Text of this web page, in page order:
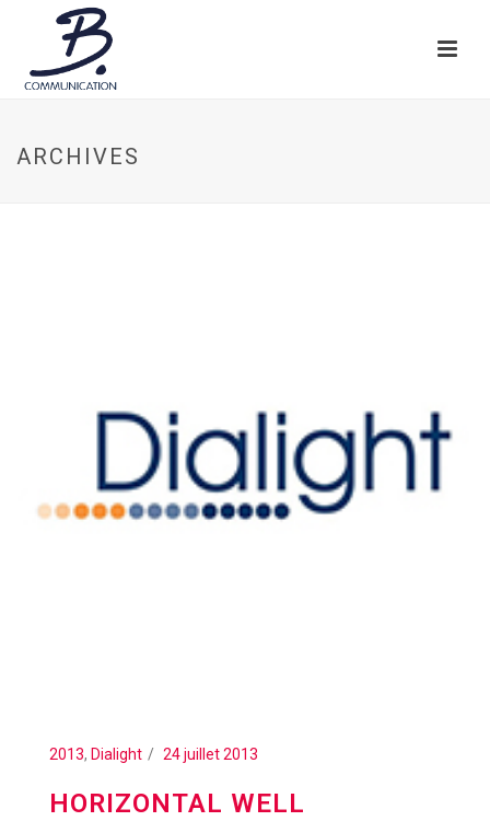
ARCHIVES
2013, Dialight 24 juillet 2013
HORIZONTAL WELL